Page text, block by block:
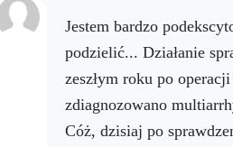
Jestem bardzo podekscytowany i zamierzam się tym
podzielić... Działanie
zeszłym roku po
zdiagnozowano
Cóż, dzisiaj po